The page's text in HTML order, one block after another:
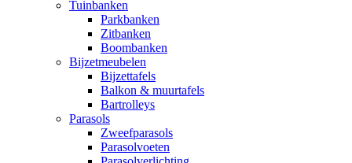
Tuinbanken
Parkbanken
Zitbanken
Boombanken
Bijzetmeubelen
Bijzettafels
Balkon & muurtafels
Bartrolleys
Parasols
Zweefparasols
Parasolvoeten